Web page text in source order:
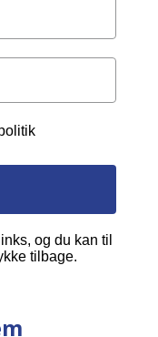
og du kan til
tilbage.